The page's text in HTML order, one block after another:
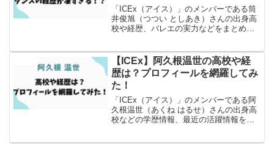
「ICEx（アイス）」のメンバーである筒
井俊旭（つつい としあき）さんの出身高
校や経歴、バレエの実力などをまとめま
りダンスがメチャクチャ上手いと言われ
ております。
【ICEx】阿久根温世の高校や経
歴は？プロフィールを網羅してみ
た！
「ICEx（アイス）」のメンバーである阿
久根温世（あくね はるせ）さんの出身高
校などの学歴情報、最近の活躍情報をま